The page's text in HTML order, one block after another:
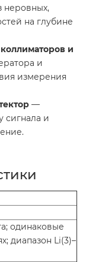
неровных,
на глубине
и
и
измерения
—
сигнала и
одинаковые
диапазон Li(3)–